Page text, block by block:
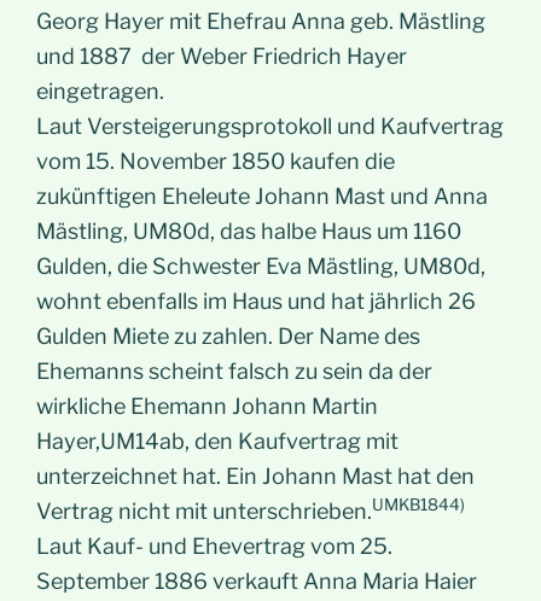
Georg Hayer mit Ehefrau Anna geb. Mästling
und 1887 der Weber Friedrich Hayer
eingetragen.
Laut Versteigerungsprotokoll und Kaufvertrag
vom 15. November 1850 kaufen die
zukünftigen Eheleute Johann Mast und Anna
Mästling, UM80d, das halbe Haus um 1160
Gulden, die Schwester Eva Mästling, UM80d,
wohnt ebenfalls im Haus und hat jährlich 26
Gulden Miete zu zahlen. Der Name des
Ehemanns scheint falsch zu sein da der
wirkliche Ehemann Johann Martin
Hayer,UM14ab, den Kaufvertrag mit
unterzeichnet hat. Ein Johann Mast hat den
Vertrag nicht mit unterschrieben.UMKB1844)
Laut Kauf- und Ehevertrag vom 25.
September 1886 verkauft Anna Maria Haier